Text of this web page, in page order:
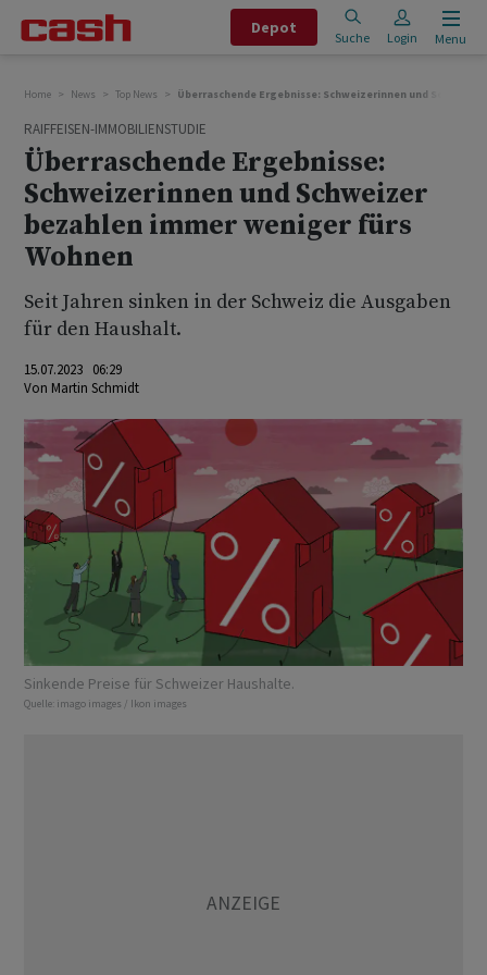
Depot
Suche Login Menu
Home News Top News Überraschende Ergebnisse: Schweizerinnen und
RAIFFEISEN-IMMOBILIENSTUDIE
Überraschende Ergebnisse:
Schweizerinnen und Schweizer
bezahlen immer weniger fürs
Wohnen
Seit Jahren sinken in der Schweiz die Ausgaben
für den Haushalt.
15.07.2023 06:29
Von Martin Schmidt
Sinkende Preise für Schweizer Haushalte.
Quelle: imago images / Ikon images